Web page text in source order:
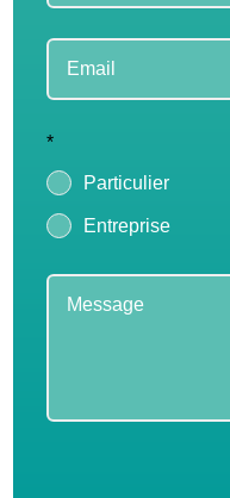
*
Particulier
Entreprise